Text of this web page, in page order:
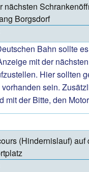
nächsten
Borgsdorf
Bahn sollte
mit der
Hier sollten
sein.
mit der Bitte, den
(Hindernislauf) auf